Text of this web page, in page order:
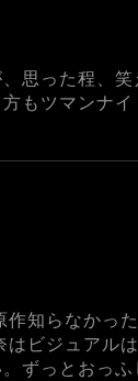
思った程、
もツマンナ
知らなかっ
ビジュアル
ずっとおっふ